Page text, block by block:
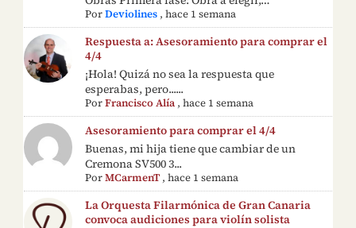
PorDeviolines ,hace 1 semana
Respuesta a: Asesoramiento para comprar el
4/4
¡Hola! Quizá no sea la respuesta que
esperabas, pero......
PorFrancisco Alía ,hace 1 semana
Asesoramiento para comprar el 4/4
Buenas, mi hija tiene que cambiar de un
Cremona SV500 3...
PorMCarmenT,hace 1 semana
La Orquesta Filarmónica de Gran Canaria
convoca audiciones para violín solista